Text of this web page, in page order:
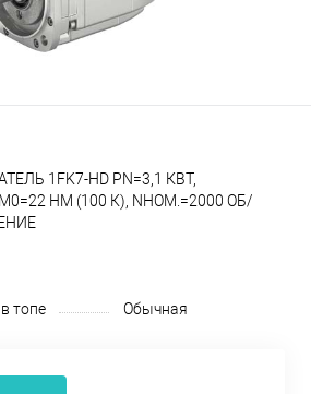
1FK7-HD PN=3,1 КВТ,
HM (100 К), NНОМ.=2000 ОБ/
топе Обычная